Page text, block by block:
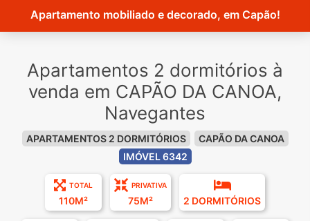
Apartamento mobiliado e decorado, em Capão!
Apartamentos 2 dormitórios à
venda em CAPÃO DA CANOA,
Navegantes
APARTAMENTOS 2 DORMITÓRIOS
CAPÃO DA CANOA
IMÓVEL 6342
TOTAL
110M²
PRIVATIVA
75M² 2 DORMITÓRIOS